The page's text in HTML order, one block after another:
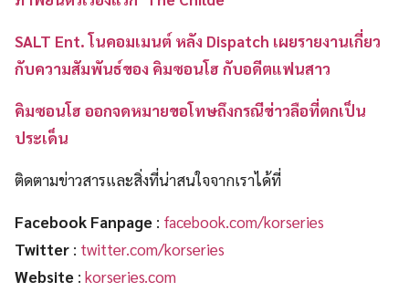
SALT Ent. โนคอมเมนต์ หลัง Dispatch เผยรายงานเกี่ยว
กับความสัมพันธ์ของ คิมซอนโฮ กับอดีตแฟนสาว
คิมซอนโฮ ออกจดหมายขอโทษถึงกรณีข่าวลือที่ตกเป็น
ประเด็น
ติดตามข่าวสารและสิ่งที่น่าสนใจจากเราได้ที่
Facebook Fanpage : facebook.com/korseries
Twitter : twitter.com/korseries
Website : korseries.com